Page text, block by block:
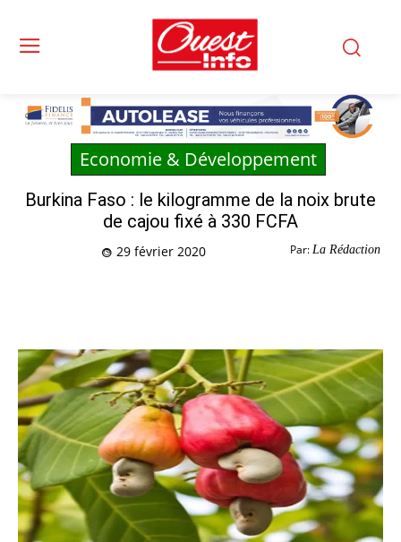
Economie & Développement
Burkina Faso : le kilogramme de la noix brute
de cajou fixé à 330 FCFA
Par: La Rédaction
29 février 2020